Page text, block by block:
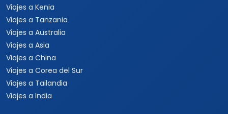
Viajes a Kenia
Viajes a Tanzania
Viajes a Australia
Viajes a Asia
Viajes a China
Viajes a Corea del Sur
Viajes a Tailandia
Viajes a India